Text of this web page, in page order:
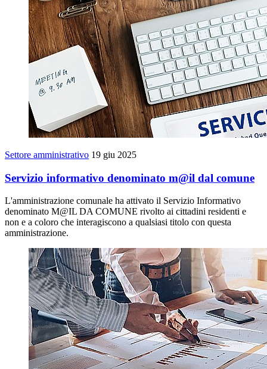
Settore amministrativo 19 giu 2025
Servizio informativo denominato m@il dal comune
L'amministrazione comunale ha attivato il Servizio Informativo
denominato M@IL DA COMUNE rivolto ai cittadini residenti e
non e a coloro che interagiscono a qualsiasi titolo con questa
amministrazione.